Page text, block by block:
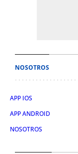
NOSOTROS
APP IOS
APP ANDROID
NOSOTROS